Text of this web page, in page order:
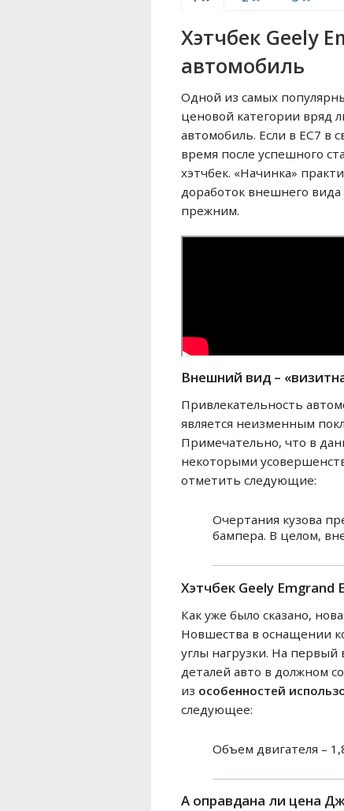
Хэтчбек Geely
автомобиль
Одной из самых
ценовой категории вряд
автомобиль. Если в EC7 в
время после успешного
хэтчбек. «Начинка»
доработок внешнего вида
прежним.
Внешний вид –
Привлекательность
является неизменным
Примечательно, что в
некоторыми
отметить следующие:
Очертания кузова
бампера. В целом,
Хэтчбек Geely Emgrand
Как уже было сказано,
Новшества в оснащении
углы нагрузки. На первый
деталей авто в должном
из особенностей
следующее:
Объем двигателя –
А оправдана ли цена